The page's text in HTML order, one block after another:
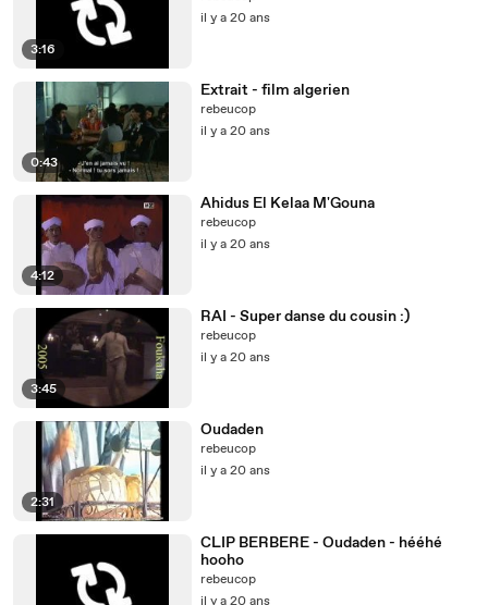
3:16
il y a 20 ans
0:43
Extrait - film algerien
rebeucop
il y a 20 ans
4:12
Ahidus El Kelaa M'Gouna
rebeucop
il y a 20 ans
3:45
RAI - Super danse du cousin :)
rebeucop
il y a 20 ans
2:31
Oudaden
rebeucop
il y a 20 ans
CLIP BERBERE - Oudaden - hééhé
hooho
rebeucop